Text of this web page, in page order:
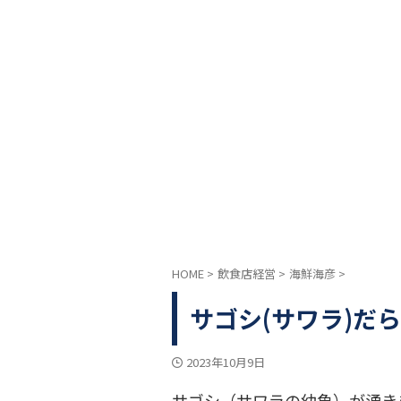
HOME > 飲食店経営 > 海鮮海彦 >
サゴシ(サワラ)だ
2023年10月9日